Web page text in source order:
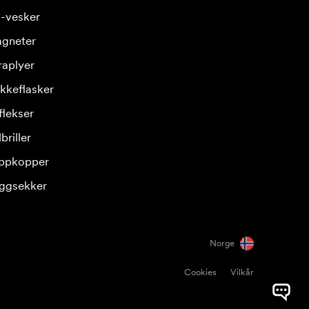
vesker
Norge
Cookies Vilkår